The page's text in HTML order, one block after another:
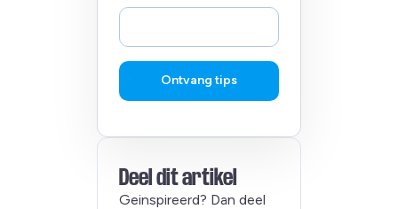
Ontvang tips
Deel dit artikel
Geinspireerd? Dan deel